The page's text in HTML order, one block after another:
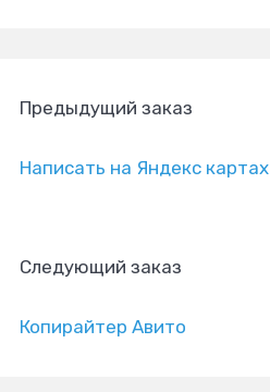
Предыдущий заказ
Написать на Яндекс картах
Следующий заказ
Копирайтер Авито